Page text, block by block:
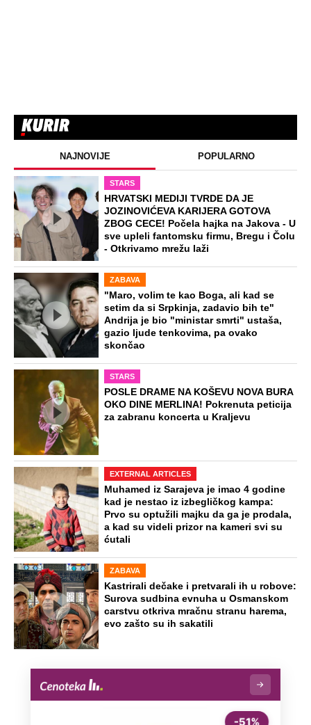
NAJNOVIJE POPULARNO
STARS
HRVATSKI MEDIJI TVRDE DA JE
JOZINOVIĆEVA KARIJERA GOTOVA
ZBOG CECE! Počela hajka na Jakova - U
sve upleli fantomsku firmu, Bregu i Čolu
- Otkrivamo mrežu laži
ZABAVA
"Maro, volim te kao Boga, ali kad se
setim da si Srpkinja, zadavio bih te"
Andrija je bio "ministar smrti" ustaša,
gazio ljude tenkovima, pa ovako
skončao
STARS
POSLE DRAME NA KOŠEVU NOVA BURA
OKO DINE MERLINA! Pokrenuta peticija
za zabranu koncerta u Kraljevu
EXTERNAL ARTICLES
Muhamed iz Sarajeva je imao 4 godine
kad je nestao iz izbegličkog kampa:
Prvo su optužili majku da ga je prodala,
a kad su videli prizor na kameri svi su
ćutali
ZABAVA
Kastrirali dečake i pretvarali ih u robove:
Surova sudbina evnuha u Osmanskom
carstvu otkriva mračnu stranu harema,
evo zašto su ih sakatili